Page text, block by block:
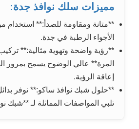
مميزات سلك نوافذ جدة:
**متانة ومقاومة للصدأ:** استخدام
الأجواء الرطبة في جدة.
**رؤية واضحة وتهوية مثالية:**
المرة** عالي الوضوح يسمح بمرور
إعاقة الرؤية.
**حلول شبك نوافذ ساكو:** نوفر
تلبي المواصفات المماثلة لـ **شبك